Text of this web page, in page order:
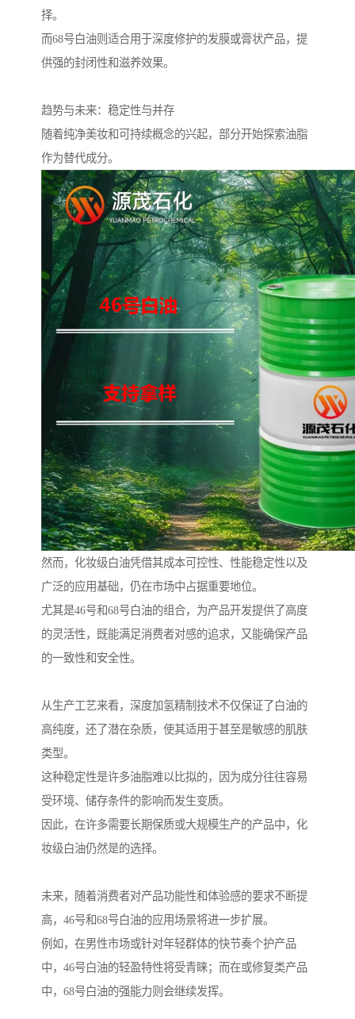
择。
而68号白油则适合用于深度修护的发膜或膏状产品，提
供强的封闭性和滋养效果。
趋势与未来：稳定性与并存
随着纯净美妆和可持续概念的兴起，部分开始探索油脂
作为替代成分。
然而，化妆级白油凭借其成本可控性、性能稳定性以及
广泛的应用基础，仍在市场中占据重要地位。
尤其是46号和68号白油的组合，为产品开发提供了高度
的灵活性，既能满足消费者对感的追求，又能确保产品
的一致性和安全性。
从生产工艺来看，深度加氢精制技术不仅保证了白油的
高纯度，还了潜在杂质，使其适用于甚至是敏感的肌肤
类型。
这种稳定性是许多油脂难以比拟的，因为成分往往容易
受环境、储存条件的影响而发生变质。
因此，在许多需要长期保质或大规模生产的产品中，化
妆级白油仍然是的选择。
未来，随着消费者对产品功能性和体验感的要求不断提
高，46号和68号白油的应用场景将进一步扩展。
例如，在男性市场或针对年轻群体的快节奏个护产品
中，46号白油的轻盈特性将受青睐；而在或修复类产品
中，68号白油的强能力则会继续发挥。